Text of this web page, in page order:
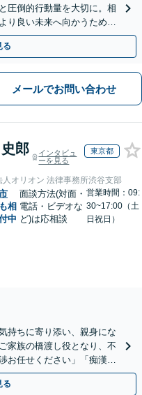
圧倒的行動量を大切に。相
り良い未来へ向かうための
る
メールでお問い合わせ
郎
インタビュ
ーを見る
東京都
人オリオン 法律事務所渋谷支部
相
中
面談方法(対面・
電話・ビデオな
ど)は応相談
営業時間：09:
30~17:00（土
日祝日）
持ちに寄り添い、親身にな
家族の橋渡し役となり、不
お任せください」「痴漢／
室対応】
る